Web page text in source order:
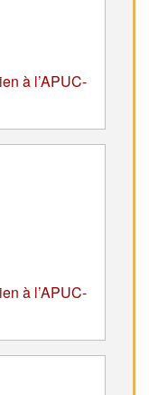
à l’APUC-
à l’APUC-